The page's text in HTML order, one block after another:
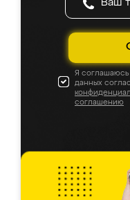
Я соглашаюсь
данных
соглашению